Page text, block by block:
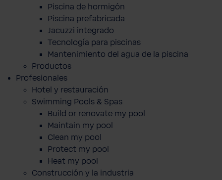
Piscina de hormigón
Piscina prefabricada
Jacuzzi integrado
Tecnología para piscinas
Mantenimiento del agua de la piscina
Productos
Profesionales
Hotel y restauración
Swimming Pools & Spas
Build or renovate my pool
Maintain my pool
Clean my pool
Protect my pool
Heat my pool
Construcción y la industria